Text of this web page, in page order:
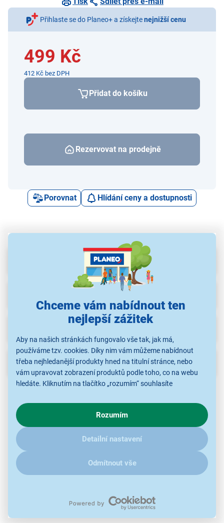
Chceme vám nabídnout ten
nejlepší zážitek
Aby na našich stránkách fungovalo vše tak, jak má,
používáme tzv. cookies. Díky nim vám můžeme nabídnout
třeba nejhledanější produkty hned na titulní stránce, nebo
vám upravovat zobrazení produktů podle toho, co na webu
hledáte. Kliknutím na tlačítko „rozumím“ souhlasíte
chování na webu pro zobrazení cílených reklam. Pokud vás
zajímají detaily, jak u nás s cookies a dalšími údaji pracujeme,
kliknětesem.
Rozumím
Detailní nastavení
Odmítnout vše
Přihlaste se do Planeo+ a získejtenejnižší cenu
499 Kč
412 Kč bez DPH
Přidat do košíku
Rezervovat na prodejně
Porovnat Hlídání ceny a dostupnosti
Popis
Svícen 7LED
Počet LED: 7
Rozměry: 28 x 40 x 6 cm
Barva světla: teplá bílá
Pro vnitřní použití
Krytí: IP 20
Napájení: 230 V AC
Parametry
(27)
Ke stažení
mohou v průběhu času změnit bez předchozího upozornění.